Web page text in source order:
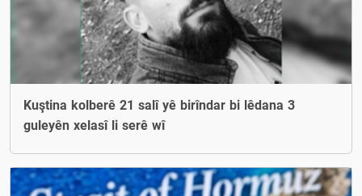
Kuştina kolberê 21 salî yê birîndar bi lêdana 3
guleyên xelasî li serê wî